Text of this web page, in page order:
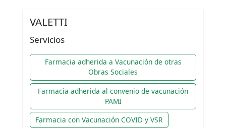
VALETTI
Servicios
Farmacia adherida a Vacunación de otras
Obras Sociales
Farmacia adherida al convenio de vacunación
PAMI
Farmacia con Vacunación COVID y VSR